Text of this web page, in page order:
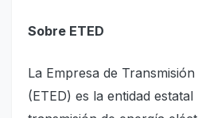
Sobre ETED
La Empresa de
(ETED) es la entidad